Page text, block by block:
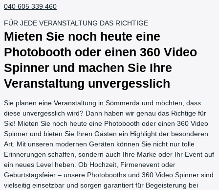
040 605 339 460
FÜR JEDE VERANSTALTUNG DAS RICHTIGE
Mieten Sie noch heute eine
Photobooth oder einen 360 Video
Spinner und machen Sie Ihre
Veranstaltung unvergesslich
Sie planen eine Veranstaltung in Sömmerda und möchten, dass
diese unvergesslich wird? Dann haben wir genau das Richtige für
Sie! Mieten Sie noch heute eine Photobooth oder einen 360 Video
Spinner und bieten Sie Ihren Gästen ein Highlight der besonderen
Art. Mit unseren modernen Geräten können Sie nicht nur tolle
Erinnerungen schaffen, sondern auch Ihre Marke oder Ihr Event auf
ein neues Level heben. Ob Hochzeit, Firmenevent oder
Geburtstagsfeier – unsere Photobooths und 360 Video Spinner sind
vielseitig einsetzbar und sorgen garantiert für Begeisterung bei